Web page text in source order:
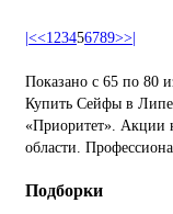
|<<123456789>>|
Показано с 65 по 80
Купить Сейфы в
«Приоритет». Акции
области.
Подборки